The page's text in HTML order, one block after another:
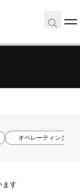
オペレーティング シ
ます